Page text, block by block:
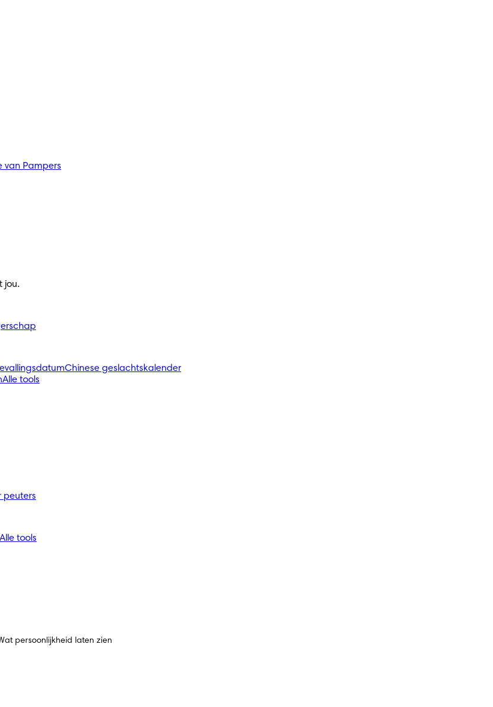
van Pampers
jou.
Chinese geslachtskalender
Alle tools
peuters
Alle tools
persoonlijkheid laten zien